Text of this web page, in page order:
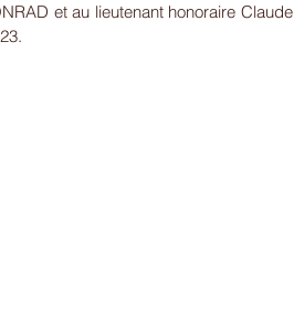
et au lieutenant honoraire Claude